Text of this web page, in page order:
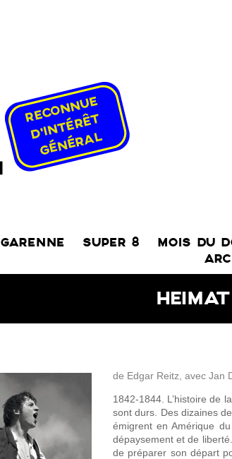
GARENNE SUPER 8 MOIS DU
HEIMAT
de Edgar Reitz, avec Jan
1842-1844. L’histoire de
sont durs. Des dizaines
émigrent en Amérique
dépaysement et de
de préparer son départ